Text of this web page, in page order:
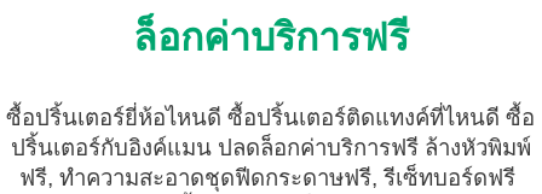
ล็อกค่าบริการฟรี
ซื้อปริ้นเตอร์ยี่ห้อไหนดี ซื้อปริ้นเตอร์ติดแทงค์ที่ไหนดี ซื้อ
ปริ้นเตอร์กับอิงค์แมน ปลดล็อกค่าบริการฟรี ล้างหัวพิมพ์
ฟรี, ทำความสะอาดชุดฟีดกระดาษฟรี, รีเซ็ทบอร์ดฟรี